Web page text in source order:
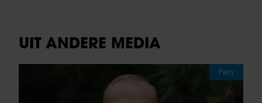
UIT ANDERE MEDIA
Party